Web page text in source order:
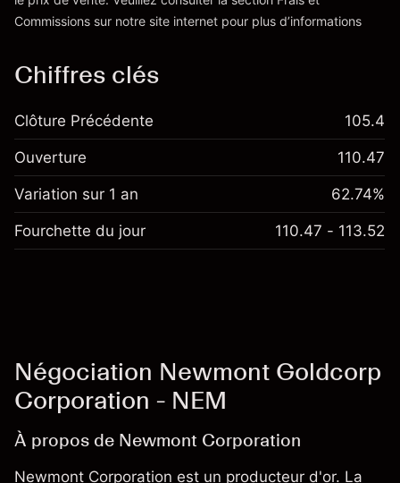
'Tarifs et Frais
Commissions sur notre site internet pour plus d’informations
Chiffres clés
Clôture Précédente 105.4
Ouverture 110.47
Variation sur 1 an 62.74%
Fourchette du jour 110.47 - 113.52
Négociation Newmont Goldcorp
Corporation - NEM
À propos de Newmont Corporation
Newmont Corporation est un producteur d'or. La